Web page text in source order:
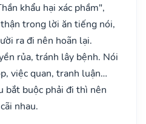
khẩu hại xác phầm",
trong lời ăn tiếng nói,
ra đi nên hoãn lại.
rủa, tránh lây bệnh. Nói
việc quan, tranh luận…
bắt buộc phải đi thì nên
nhau.